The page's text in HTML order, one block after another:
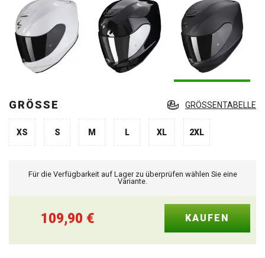
GRÖSSE GRÖSSENTABELLE
XS S M L XL 2XL
Für die Verfügbarkeit auf Lager zu überprüfen wählen Sie eine
Variante.
109,90 €